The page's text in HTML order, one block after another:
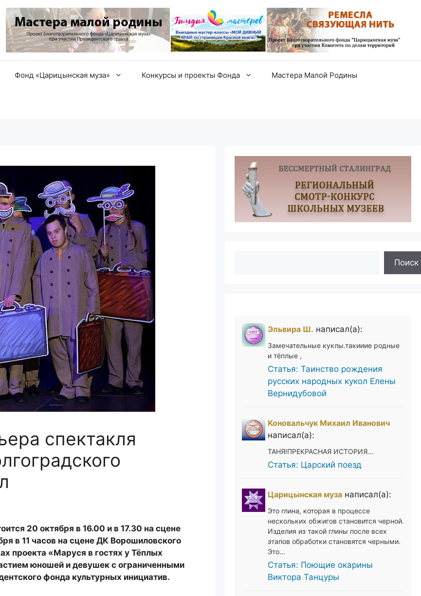
Фонд «Царицынская муза» Конкурсы и проекты Фонда Мастера Малой Родины
спектакля
20 октября в 16.00 и в 17.30 на сцене
в 11 часов на сцене ДК Ворошиловского
проекта «Маруся в гостях у Тёплых
юношей и девушек с ограниченными
фонда культурных инициатив.
Поиск
Эльвира Ш. написал(а):
Замечательные куклы.такииие родные
и тёплые ,
Статья: Таинство рождения
русских народных кукол Елены
Вернидубовой
Коновальчук Михаил Иванович
написал(а):
ТАНЯ!ПРЕКРАСНАЯ ИСТОРИЯ...
Статья: Царский поезд
Царицынская музанаписал(а):
Это глина, которая в процессе
нескольких обжигов становится черной.
Изделия из такой глины после всех
этапов обработки становятся черными.
Это…
Статья: Поющие окарины
Виктора Танцуры